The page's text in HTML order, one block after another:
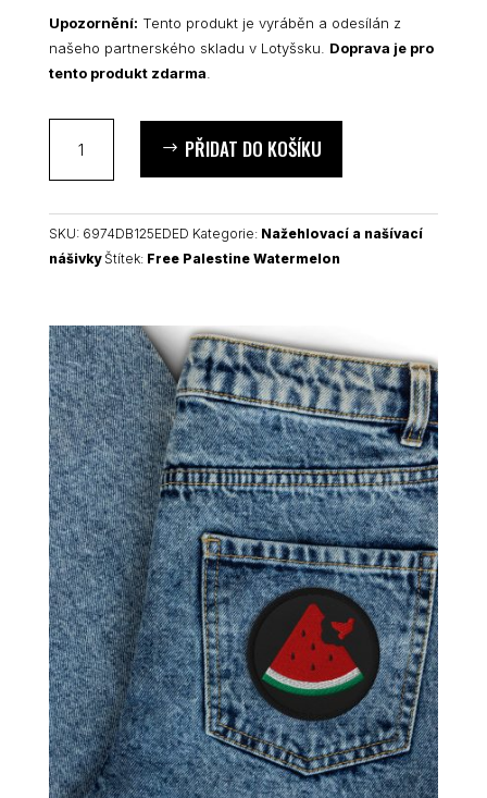
Upozornění: Tento produkt je vyráběn a odesílán z
našeho partnerského skladu v Lotyšsku. Doprava je pro
tento produkt zdarma
Palestine
Watermelon
množství
PŘIDAT DO KOŠÍKU
SKU: 6974DB125EDED Kategorie: Nažehlovací a našívací
nášivky Štítek: Free Palestine Watermelon